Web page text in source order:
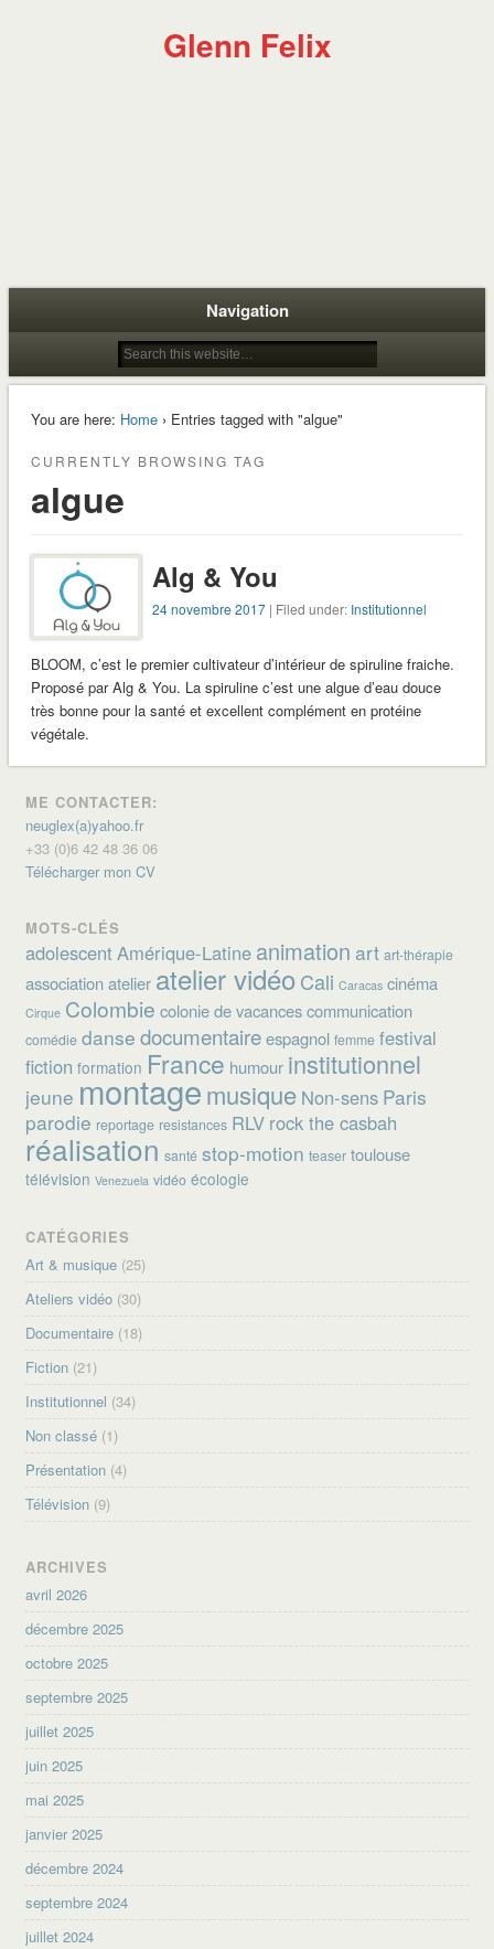
Glenn Felix
Navigation
You are here: Home› Entries tagged with "algue"
CURRENTLY BROWSING TAG
algue
Alg & You
24 novembre 2017 | Filed under: Institutionnel
BLOOM, c’est le premier cultivateur d’intérieur de spiruline fraiche.
Proposé par Alg & You. La spiruline c’est une algue d’eau douce
très bonne pour la santé et excellent complément en protéine
végétale.
ME CONTACTER:
neuglex(a)yahoo.fr
+33 (0)6 42 48 36 06
Télécharger mon CV
MOTS-CLÉS
adolescent Amérique-Latine animation art art-thérapie
associationatelier atelier vidéoCali Caracas cinéma
Cirque Colombie colonie de vacancescommunication
comédie danse documentaireespagnol femme festival
fiction formation France humour institutionnel
jeune montagemusique Non-sens Paris
parodie reportage resistances RLV rock the casbah
réalisation santé stop-motion teaser toulouse
télévision Venezuela vidéo écologie
CATÉGORIES
Art & musique (25)
Ateliers vidéo (30)
Documentaire (18)
Fiction (21)
Institutionnel (34)
Non classé (1)
Présentation (4)
Télévision (9)
ARCHIVES
avril 2026
décembre 2025
octobre 2025
septembre 2025
juillet 2025
juin 2025
mai 2025
janvier 2025
décembre 2024
septembre 2024
juillet 2024